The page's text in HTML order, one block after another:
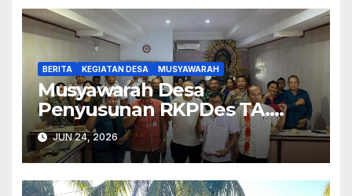
BERITA KEGIATAN DESA MUSYAWARAH
Musyawarah Desa
Penyusunan RKPDes TA.
2027.
JUN 24, 2026